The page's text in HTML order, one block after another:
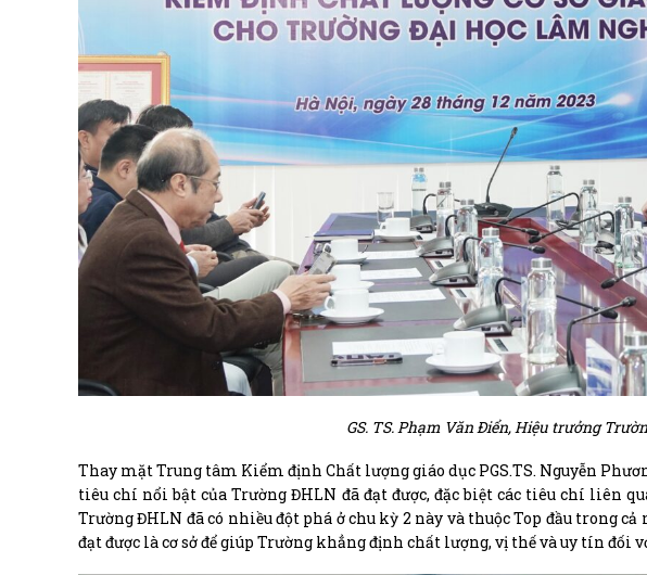
GS. TS. Phạm Văn Điển, Hiệu trưởng
Thay mặt Trung tâm Kiểm định Chất lượng giáo dục PGS.TS. Nguyễn
tiêu chí nổi bật của Trường ĐHLN đã đạt được, đặc biệt các tiêu chí liên
Trường ĐHLN đã có nhiều đột phá ở chu kỳ 2 này và thuộc Top đầu trong
đạt được là cơ sở để giúp Trường khẳng định chất lượng, vị thế và uy tín